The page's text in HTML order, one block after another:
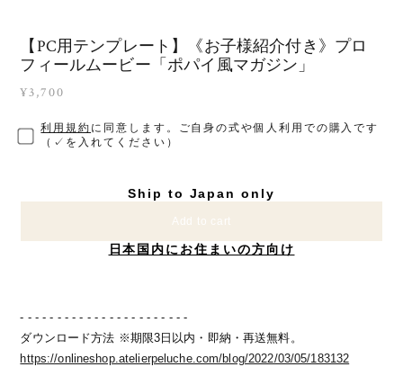
【PC用テンプレート】《お子様紹介付き》プロ
フィールムービー「ポパイ風マガジン」
¥3,700
利用規約 に同意します。ご自身の式や個人利用での購入です
（✓を入れてください）
Ship to Japan only
Add to cart
日本国内にお住まいの方向け
- - - - - - - - - - - - - - - - - - - - - - -
ダウンロード方法 ※期限3日以内・即納・再送無料。
https://onlineshop.atelierpeluche.com/blog/2022/03/05/183132